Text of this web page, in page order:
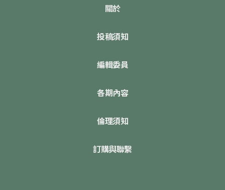
關於
投稿須知
編輯委員
各期內容
倫理須知
訂購與聯繫